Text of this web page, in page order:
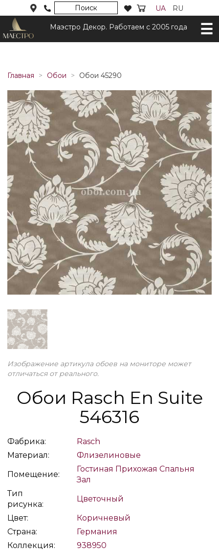
Поиск UA RU
Маэстро Декор. Работаем с 2005 года
Главная Обои Обои 45290
Изображение артикула обоев на мониторе может
отличаться от реального.
Обои Rasch En Suite
546316
Фабрика:
Rasch
Материал:
Флизелиновые
Помещение:
Гостиная Прихожая Спальня
Зал
Тип
рисунка:
Цветочный
Цвет:
Коричневый
Страна:
Германия
Коллекция:
938950